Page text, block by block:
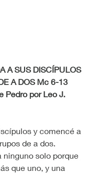
A SUS DISCÍPULOS
A DOS Mc 6-13
Pedro por Leo J.
y comencé a
de a dos.
ninguno solo porque
que uno, y una